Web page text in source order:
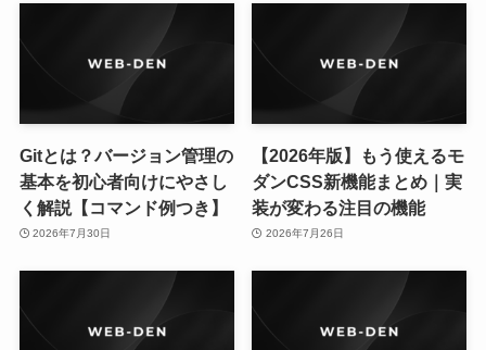
Gitとは？バージョン管理の
基本を初心者向けにやさし
く解説【コマンド例つき】
2026年7月30日
【2026年版】もう使えるモ
ダンCSS新機能まとめ｜実
装が変わる注目の機能
2026年7月26日